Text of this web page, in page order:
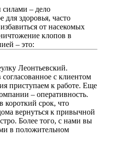
силами – дело
для здоровья, часто
от насекомых
клопов в
– это:
Леонтьевский.
с клиентом
приступаем к работе. Еще
– оперативность.
короткий срок, что
вернуться к привычной
Более того, с нами вы
в положительном